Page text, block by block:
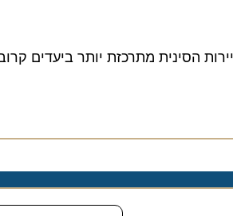
מתרכזת יותר ביעדים קרובים